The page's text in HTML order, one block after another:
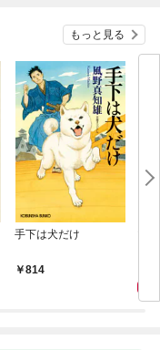
もっと見る
手下は犬だけ
814